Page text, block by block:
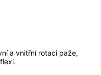
a vnitřní rotaci paže,